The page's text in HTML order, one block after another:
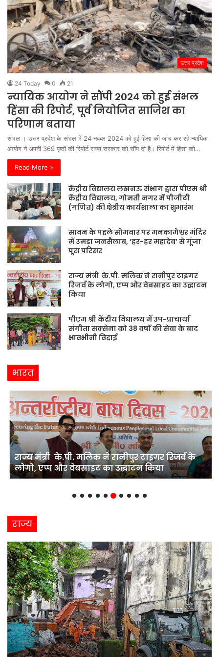
उत्तर प्रदेश
24 Today 0 21
न्यायिक आयोग ने सौंपी 2024 को हुई संभल
हिंसा की रिपोर्ट, पूर्व नियोजित साजिश का
परिणाम बताया
संभल । उत्तर प्रदेश के संभल में 24 नवंबर 2024 को हुई हिंसा की जांच कर रहे न्यायिक
आयोग ने अपनी 369 पृष्ठों की रिपोर्ट राज्य सरकार को सौंप दी है। रिपोर्ट में हिंसा को…
Read More »
केंद्रीय विद्यालय लखनऊ संभाग द्वारा पीएम श्री
केंद्रीय विद्यालय, गोमती नगर में पीजीटी
(गणित) की क्षेत्रीय कार्यशाला का शुभारंभ
सावन के पहले सोमवार पर मनकामेश्वर मंदिर
में उमड़ा जनसैलाब, ‘हर-हर महादेव’ से गूंजा
पूरा परिसर
राज्य मंत्री के.पी. मलिक ने रानीपुर टाइगर
रिजर्व के लोगो, एप्प और वेबसाइट का उद्घाटन
किया
पीएम श्री केंद्रीय विद्यालय में उप-प्राचार्या
संगीता सक्सेना को 38 वर्षों की सेवा के बाद
भावभीनी विदाई
भारत
Commonwealth Games 2026 : भारत का एक और
पदक पक्का, अंकुश पंघाल ने फाइनल में बनाई जगह
राज्य